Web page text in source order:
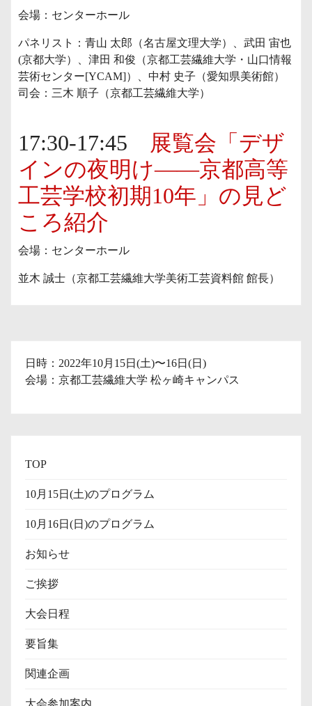
会場：センターホール
パネリスト：青山 太郎（名古屋文理大学）、武田 宙也
(京都大学）、津田 和俊（京都工芸繊維大学・山口情報
芸術センター[YCAM]）、中村 史子（愛知県美術館）
司会：三木 順子（京都工芸繊維大学）
17:30-17:45
展覧会「デザ
インの夜明け——京都高等
工芸学校初期10年」の見ど
ころ紹介
会場：センターホール
並木 誠士（京都工芸繊維大学美術工芸資料館 館長）
日時：2022年10月15日(土)〜16日(日)
会場：京都工芸繊維大学 松ヶ崎キャンパス
TOP
10月15日(土)のプログラム
10月16日(日)のプログラム
お知らせ
ご挨拶
大会日程
要旨集
関連企画
大会参加案内